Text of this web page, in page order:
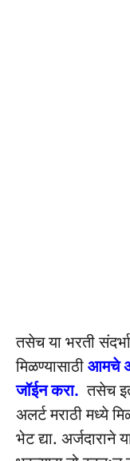
तसेच या भरती
मिळण्यासाठी आमचे
जॉईन करा. तसेच
अलर्ट मराठी मध्ये
भेट द्या. अर्जदाराने